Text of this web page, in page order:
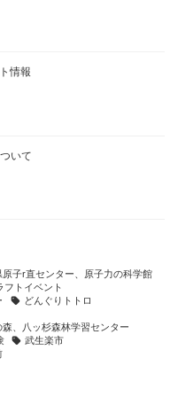
情報
いて
子r直センター、原子力の科学館
フトイベント
どんぐりトトロ
、八ッ杉森林学習センター
武生楽市